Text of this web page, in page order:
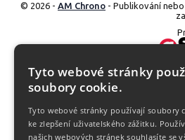
© 2026 - AM Chrono - Publikování
Vyrobené ve
Tyto webové stránky
soubory cookie.
Tyto webové stránky používají soubory
ke zlepšení uživatelského zážitku.
našich webových stránek souhlasíte se